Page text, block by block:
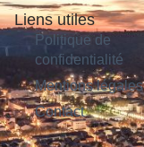
Liens utiles
Politique de
confidentialité
Mentions légales
Contact